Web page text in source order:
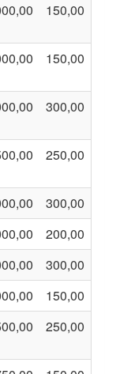
150,00
150,00
300,00
250,00
300,00
200,00
300,00
150,00
250,00